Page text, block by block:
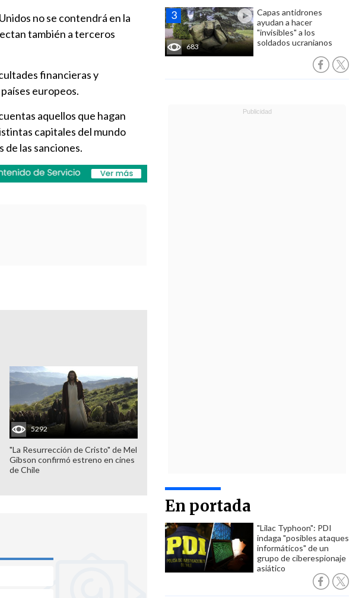
683
Capas antidrones
ayudan a hacer
"invisibles" a los
soldados ucranianos
En portada
"Lilac Typhoon": PDI
indaga "posibles ataques
informáticos" de un
grupo de ciberespionaje
asiático
no se contendrá en la
también a terceros
financieras y
europeos.
aquellos que hagan
capitales del mundo
de las sanciones.
5292
"La Resurrección de Cristo" de Mel
Gibson confirmó estreno en cines
de Chile